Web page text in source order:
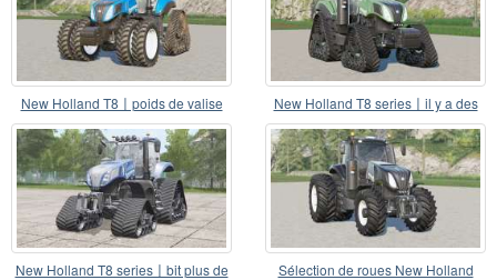
New Holland T8〡poids de valise
configurable
New Holland T8 series〡il y a des
chenilles en ca
New Holland T8 series〡bit plus de
Sélection de roues New Holland